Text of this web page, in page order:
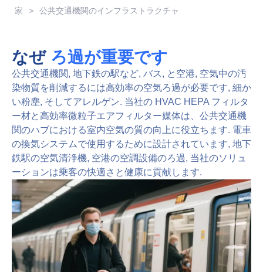
家 > 公共交通機関のインフラストラクチャ
なぜ ろ過が重要です
公共交通機関, 地下鉄の駅など, バス, と空港, 空気中の汚
染物質を削減するには高効率の空気ろ過が必要です, 細か
い粉塵, そしてアレルゲン. 当社の HVAC HEPA フィルタ
ー材と高効率微粒子エアフィルター媒体は、公共交通機
関のハブにおける室内空気の質の向上に役立ちます. 電車
の換気システムで使用するために設計されています, 地下
鉄駅の空気清浄機, 空港の空調設備のろ過, 当社のソリュ
ーションは乗客の快適さと健康に貢献します.